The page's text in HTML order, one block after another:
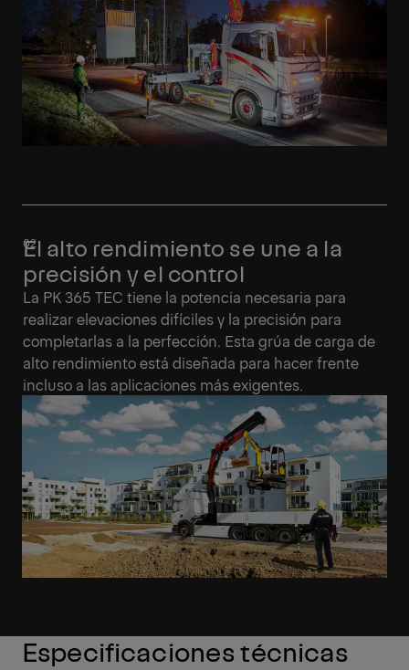
El alto rendimiento se une a la
precisión y el control
La PK 365 TEC tiene la potencia necesaria para
realizar elevaciones difíciles y la precisión para
completarlas a la perfección. Esta grúa de carga de
alto rendimiento está diseñada para hacer frente
incluso a las aplicaciones más exigentes.
Especificaciones técnicas